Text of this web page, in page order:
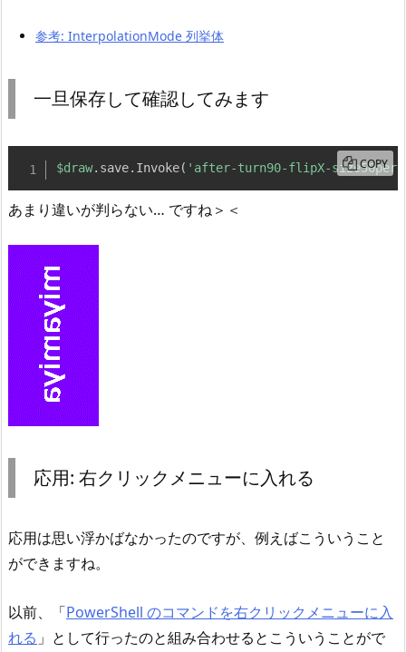
参考: InterpolationMode 列挙体
一旦保存して確認してみます
$draw. save. Invoke( 'after-turn90-flipX-size50per-
COPY
あまり違いが判らない… ですね＞＜
応用: 右クリックメニューに入れる
応用は思い浮かばなかったのですが、例えばこういうこと
ができますね。
以前、「PowerShell のコマンドを右クリックメニューに入
れる 」として行ったのと組み合わせるとこういうことがで